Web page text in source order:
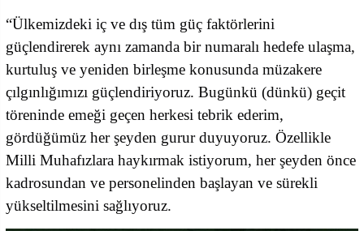
“Ülkemizdeki iç ve dış tüm güç faktörlerini
güçlendirerek aynı zamanda bir numaralı hedefe ulaşma,
kurtuluş ve yeniden birleşme konusunda müzakere
çılgınlığımızı güçlendiriyoruz. Bugünkü (dünkü) geçit
töreninde emeği geçen herkesi tebrik ederim,
gördüğümüz her şeyden gurur duyuyoruz. Özellikle
Milli Muhafızlara haykırmak istiyorum, her şeyden önce
kadrosundan ve personelinden başlayan ve sürekli
yükseltilmesini sağlıyoruz.